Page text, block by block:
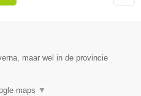
maar wel in de provincie
maps ▼